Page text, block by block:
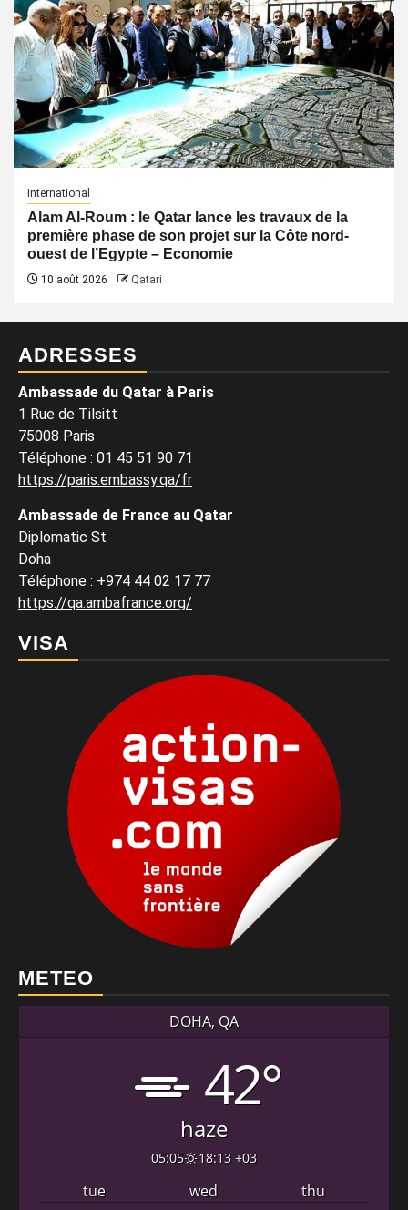
International
Alam Al-Roum : le Qatar lance les travaux de la
première phase de son projet sur la Côte nord-
ouest de l’Egypte – Economie
10 août 2026 Qatari
ADRESSES
Ambassade du Qatar à Paris
1 Rue de Tilsitt
75008 Paris
Téléphone : 01 45 51 90 71
https://paris.embassy.qa/fr
Ambassade de France au Qatar
Diplomatic St
Doha
Téléphone : +974 44 02 17 77
https://qa.ambafrance.org/
VISA
METEO
DOHA, QA
42°
haze
05:05 18:13 +03
tue wed
thu